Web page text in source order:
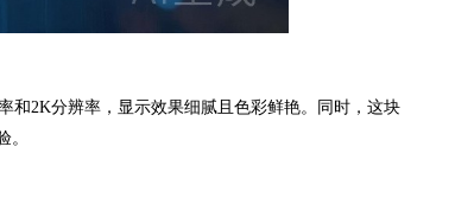
2K分辨率，显示效果细腻且色彩鲜艳。同时，这块
。